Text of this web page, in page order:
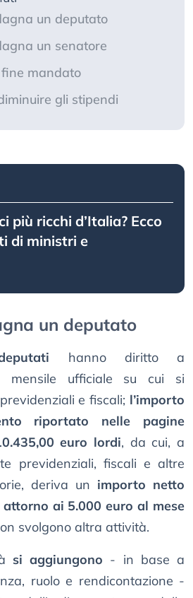
un deputato
un senatore
fine mandato
gli stipendi
più ricchi d’Italia? Ecco
di ministri e
un deputato
hanno diritto a
mensile ufficiale su cui si
e fiscali; l’importo
riportato nelle pagine
euro lordi, da cui, a
previdenziali, fiscali e altre
deriva un importo netto
ai 5.000 euro al mese
svolgono altra attività.
si aggiungono - in base a
ruolo e rendicontazione -